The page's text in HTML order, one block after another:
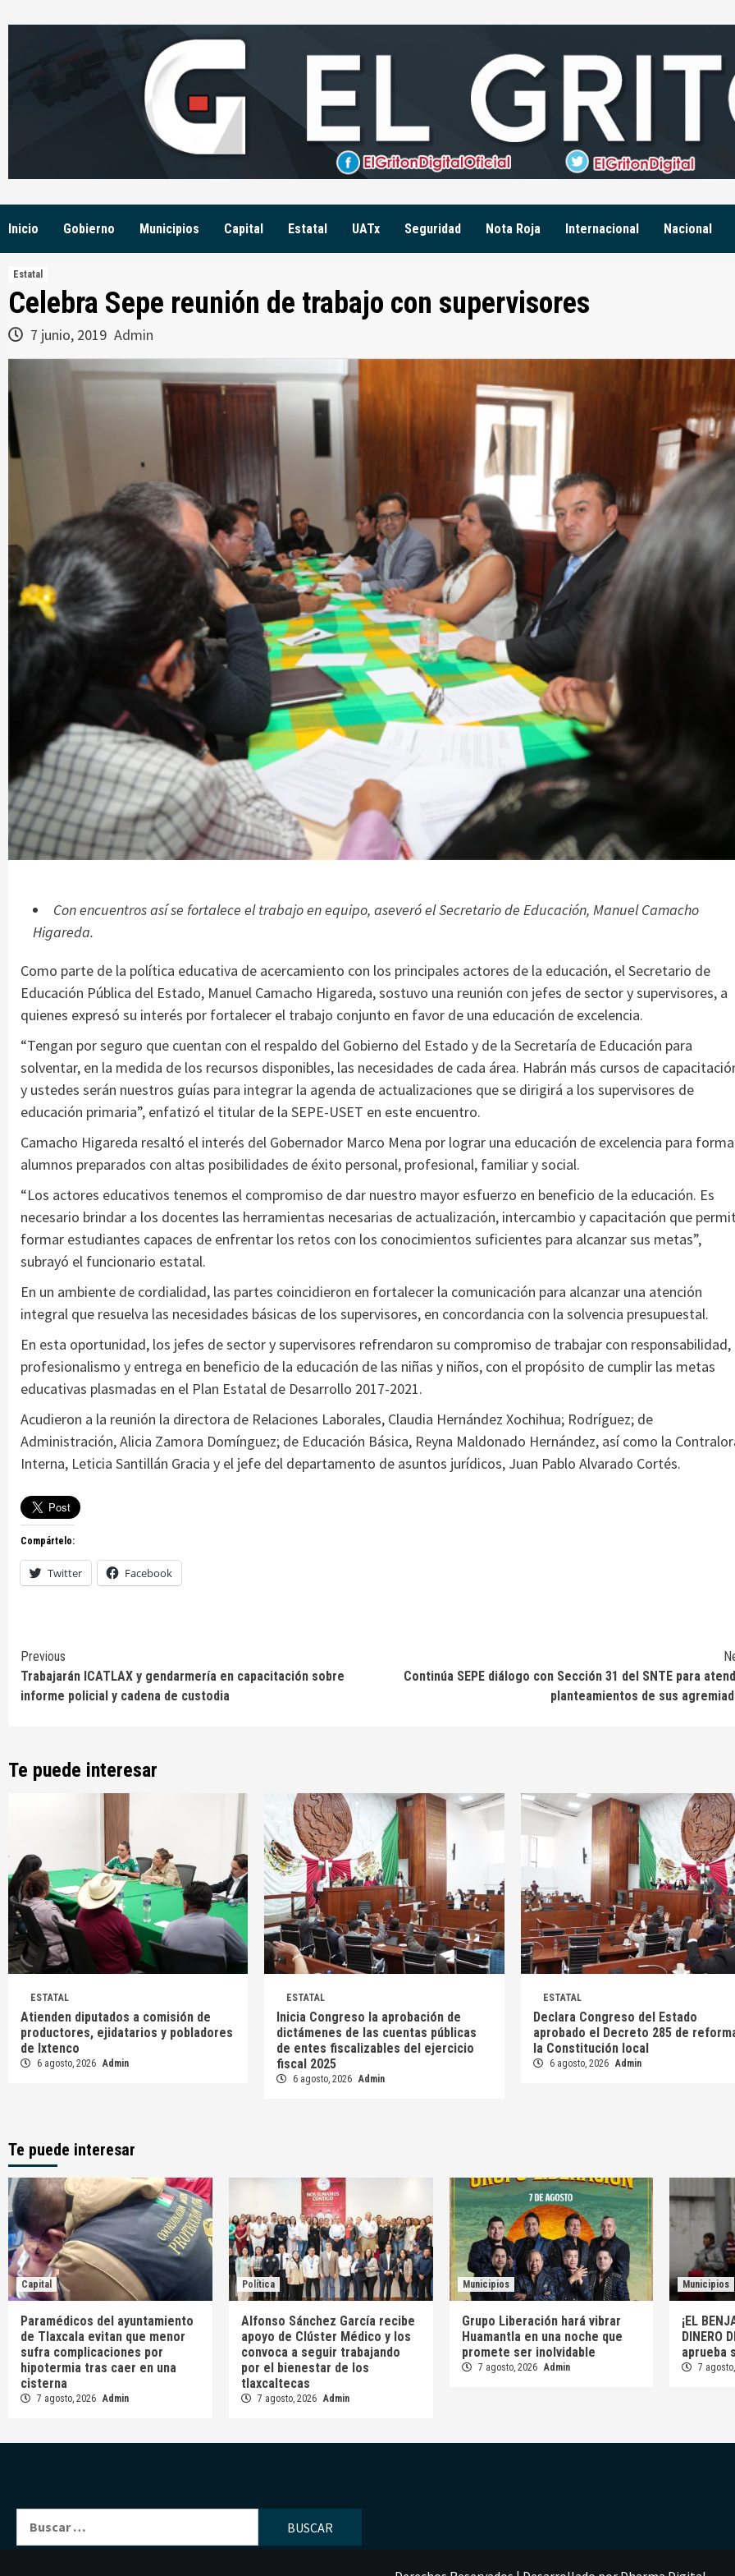
to
Inicio Gobierno Municipios Capital Estatal UATx Seguridad Nota Roja Internacional Nacional
Estatal
Celebra Sepe reunión de trabajo con supervisores
7 junio, 2019 Admin
Con encuentros así se fortalece el trabajo en equipo, aseveró el Secretario de Educación, Manuel Camacho
Higareda.
Como parte de la política educativa de acercamiento con los principales actores de la educación, el Secretario de
Educación Pública del Estado, Manuel Camacho Higareda, sostuvo una reunión con jefes de sector y supervisores, a
quienes expresó su interés por fortalecer el trabajo conjunto en favor de una educación de excelencia.
“Tengan por seguro que cuentan con el respaldo del Gobierno del Estado y de la Secretaría de Educación para
solventar, en la medida de los recursos disponibles, las necesidades de cada área. Habrán más cursos de
y ustedes serán nuestros guías para integrar la agenda de actualizaciones que se dirigirá a los supervisores de
educación primaria”, enfatizó el titular de la SEPE-USET en este encuentro.
Camacho Higareda resaltó el interés del Gobernador Marco Mena por lograr una educación de excelencia para
alumnos preparados con altas posibilidades de éxito personal, profesional, familiar y social.
“Los actores educativos tenemos el compromiso de dar nuestro mayor esfuerzo en beneficio de la educación. Es
necesario brindar a los docentes las herramientas necesarias de actualización, intercambio y capacitación que
formar estudiantes capaces de enfrentar los retos con los conocimientos suficientes para alcanzar sus metas”,
subrayó el funcionario estatal.
En un ambiente de cordialidad, las partes coincidieron en fortalecer la comunicación para alcanzar una atención
integral que resuelva las necesidades básicas de los supervisores, en concordancia con la solvencia presupuestal.
En esta oportunidad, los jefes de sector y supervisores refrendaron su compromiso de trabajar con responsabilidad,
profesionalismo y entrega en beneficio de la educación de las niñas y niños, con el propósito de cumplir las metas
educativas plasmadas en el Plan Estatal de Desarrollo 2017-2021.
Acudieron a la reunión la directora de Relaciones Laborales, Claudia Hernández Xochihua; Rodríguez; de
Administración, Alicia Zamora Domínguez; de Educación Básica, Reyna Maldonado Hernández, así como la
Interna, Leticia Santillán Gracia y el jefe del departamento de asuntos jurídicos, Juan Pablo Alvarado Cortés.
Compártelo:
Twitter Facebook
Continue
Reading
Previous
Trabajarán ICATLAX y gendarmería en capacitación sobre
informe policial y cadena de custodia
Continúa SEPE diálogo con Sección 31 del SNTE para
planteamientos de sus
Te puede interesar
ESTATAL
Atienden diputados a comisión de
productores, ejidatarios y pobladores
de Ixtenco
6 agosto, 2026 Admin
ESTATAL
Inicia Congreso la aprobación de
dictámenes de las cuentas públicas
de entes fiscalizables del ejercicio
fiscal 2025
6 agosto, 2026 Admin
ESTATAL
Declara Congreso del Estado
aprobado el Decreto 285 de
la Constitución local
6 agosto, 2026 Admin
Te puede interesar
Capital
Paramédicos del ayuntamiento
de Tlaxcala evitan que menor
sufra complicaciones por
hipotermia tras caer en una
cisterna
7 agosto, 2026 Admin
Política
Alfonso Sánchez García recibe
apoyo de Clúster Médico y los
convoca a seguir trabajando
por el bienestar de los
tlaxcaltecas
7 agosto, 2026 Admin
Municipios
Grupo Liberación hará vibrar
Huamantla en una noche que
promete ser inolvidable
7 agosto, 2026 Admin
Municipios
¡EL
DINERO
aprueba
7